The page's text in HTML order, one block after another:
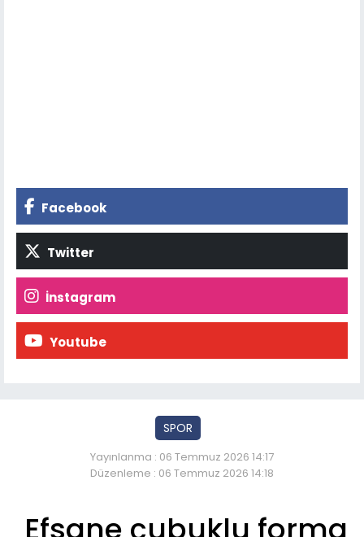
Facebook
Twitter
İnstagram
Youtube
SPOR
Yayınlanma : 06 Temmuz 2026 14:17
Düzenleme : 06 Temmuz 2026 14:18